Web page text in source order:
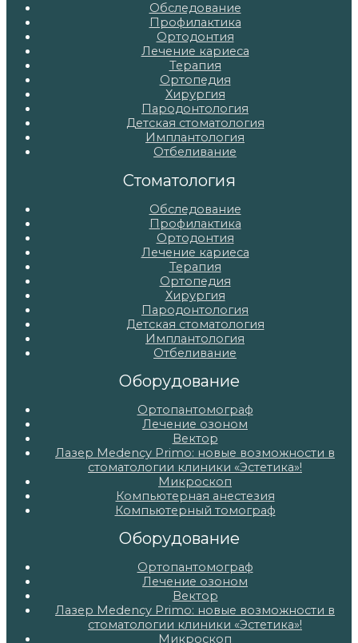
Обследование
Профилактика
Ортодонтия
Лечение кариеса
Терапия
Ортопедия
Хирургия
Пародонтология
Детская стоматология
Имплантология
Отбеливание
Стоматология
Обследование
Профилактика
Ортодонтия
Лечение кариеса
Терапия
Ортопедия
Хирургия
Пародонтология
Детская стоматология
Имплантология
Отбеливание
Оборудование
Ортопантомограф
Лечение озоном
Вектор
Лазер Medency Primo: новые возможности в
стоматологии клиники «Эстетика»!
Микроскоп
Компьютерная анестезия
Компьютерный томограф
Оборудование
Ортопантомограф
Лечение озоном
Вектор
Лазер Medency Primo: новые возможности в
стоматологии клиники «Эстетика»!
Микроскоп